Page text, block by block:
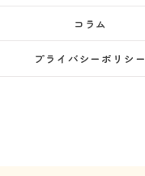
コラム
プライバシーポリシー